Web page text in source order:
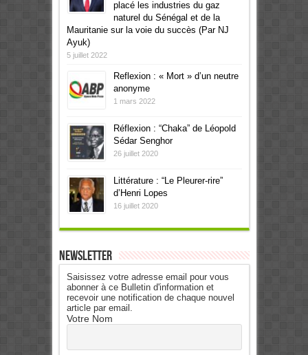
placé les industries du gaz
naturel du Sénégal et de la
Mauritanie sur la voie du succès (Par NJ
Ayuk)
5 juillet 2022
Reflexion : « Mort » d’un neutre
anonyme
1 mars 2022
Réflexion : “Chaka” de Léopold
Sédar Senghor
26 juillet 2020
Littérature : “Le Pleurer-rire”
d’Henri Lopes
16 juillet 2020
Newsletter
Saisissez votre adresse email pour vous
abonner à ce Bulletin d'information et
recevoir une notification de chaque nouvel
article par email.
Votre Nom